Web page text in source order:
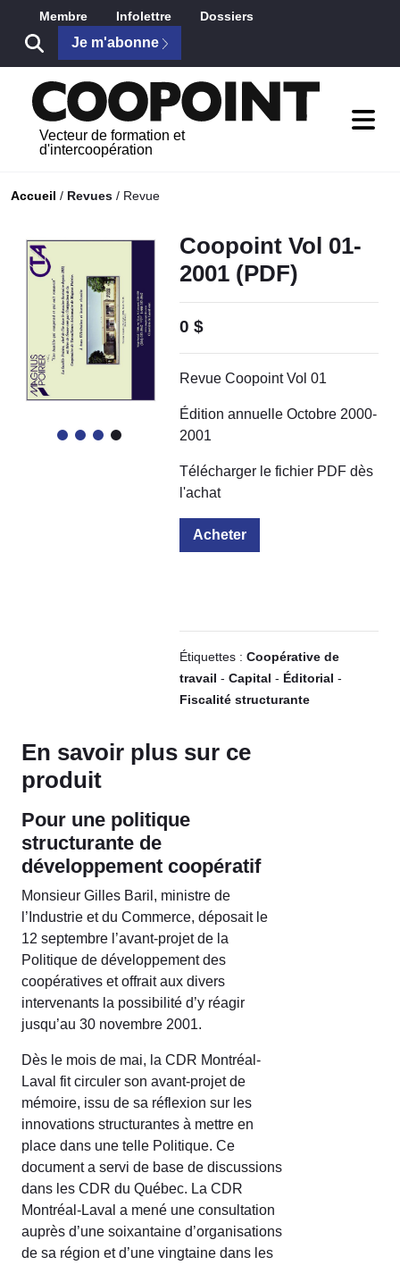
Saut au contenu principal
Membre Infolettre Dossiers
Je m'abonne
Vecteur de formation et
d'intercoopération
Accueil / Revues / Revue
Coopoint Vol 01-
2001 (PDF)
0 $
Revue Coopoint Vol 01
Édition annuelle Octobre 2000-
2001
Télécharger le fichier PDF dès
l'achat
Acheter
Étiquettes : Coopérative de
travail - Capital - Éditorial -
Fiscalité structurante
En savoir plus sur ce
produit
Pour une politique
structurante de
développement coopératif
Monsieur Gilles Baril, ministre de
l’Industrie et du Commerce, déposait le
12 septembre l’avant-projet de la
Politique de développement des
coopératives et offrait aux divers
intervenants la possibilité d’y réagir
jusqu’au 30 novembre 2001.
Dès le mois de mai, la CDR Montréal-
Laval fit circuler son avant-projet de
mémoire, issu de sa réflexion sur les
innovations structurantes à mettre en
place dans une telle Politique. Ce
document a servi de base de discussions
dans les CDR du Québec. La CDR
Montréal-Laval a mené une consultation
auprès d’une soixantaine d’organisations
de sa région et d’une vingtaine dans les